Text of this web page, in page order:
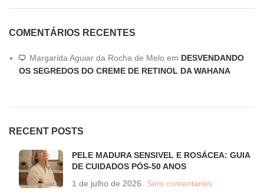
COMENTÁRIOS RECENTES
Margarida Aguiar da Rocha de Melo em DESVENDANDO
OS SEGREDOS DO CREME DE RETINOL DA WAHANA
RECENT POSTS
PELE MADURA SENSIVEL E ROSÁCEA: GUIA
DE CUIDADOS PÓS-50 ANOS
1 de julho de 2026
Sem comentários